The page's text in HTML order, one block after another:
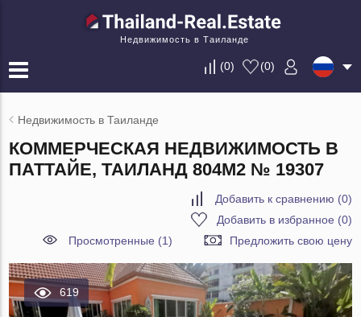
Недвижимость в Таиланде
(0) (0)
Недвижимость в Таиланде
КОММЕРЧЕСКАЯ НЕДВИЖИМОСТЬ В
ПАТТАЙЕ, ТАИЛАНД 804М2 № 19307
Добавить к сравнению (0)
Добавить в избранное (0)
Просмотренные (1)
Предложить свою цену
619